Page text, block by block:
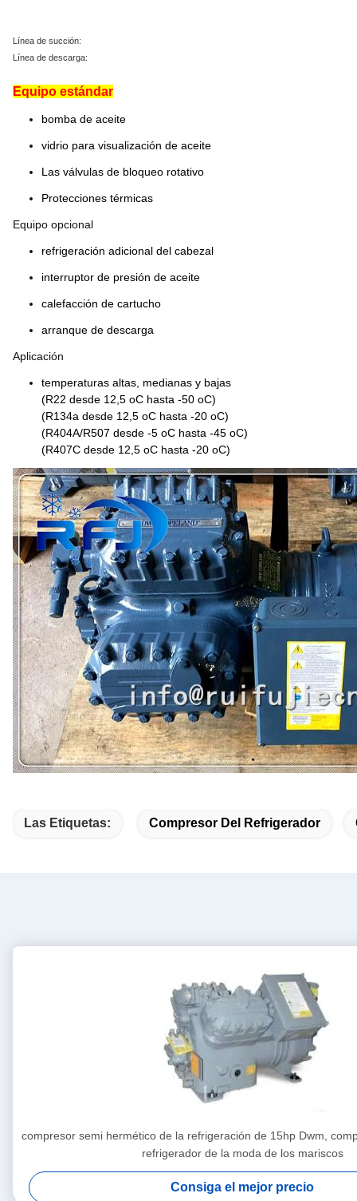
Línea de succión:
Línea de descarga:
Equipo estándar
bomba de aceite
vidrio para visualización de aceite
Las válvulas de bloqueo rotativo
Protecciones térmicas
Equipo opcional
refrigeración adicional del cabezal
interruptor de presión de aceite
calefacción de cartucho
arranque de descarga
Aplicación
temperaturas altas, medianas y bajas
(R22 desde 12,5 oC hasta -50 oC)
(R134a desde 12,5 oC hasta -20 oC)
(R404A/R507 desde -5 oC hasta -45 oC)
(R407C desde 12,5 oC hasta -20 oC)
Las Etiquetas: Compresor Del Refrigerador
compresor semi hermético de la refrigeración de 15hp Dwm,
refrigerador de la moda de los mariscos
Consiga el mejor precio